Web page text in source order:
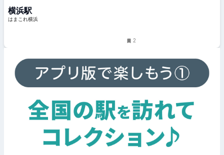
トも | はまこれ横浜
横浜駅
はまこれ横浜
2